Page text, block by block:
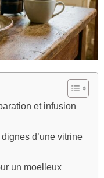
et infusion
d’une vitrine
un moelleux